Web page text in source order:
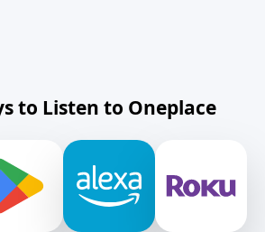
to Listen to Oneplace